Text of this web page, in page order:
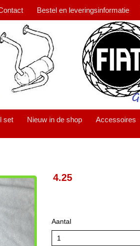
Bestel en leveringsinformatie
set Nieuw in de shop Accessoires
4.25
Aantal